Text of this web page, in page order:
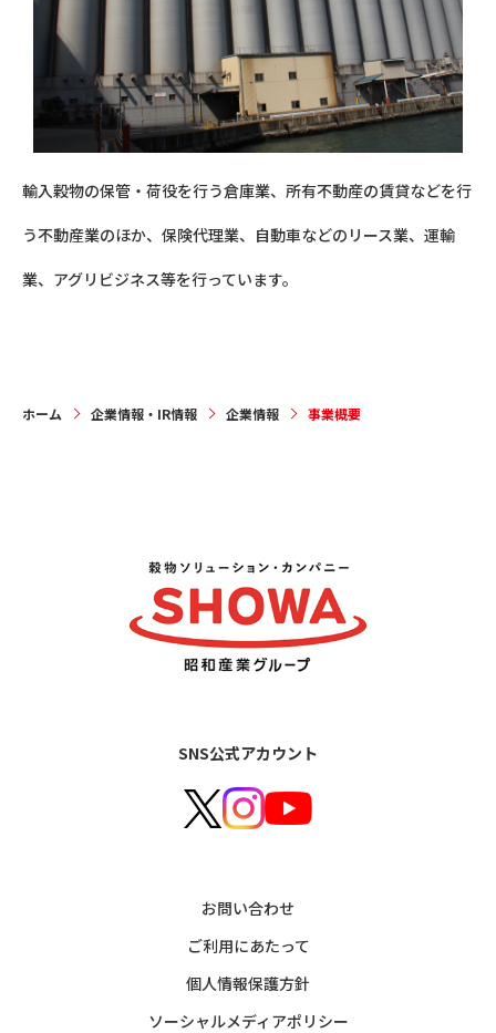
輸入穀物の保管・荷役を行う倉庫業、所有不動産の賃貸などを行
う不動産業のほか、保険代理業、自動車などのリース業、運輸
業、アグリビジネス等を行っています。
ホーム 企業情報・IR情報 企業情報 事業概要
SNS公式アカウント
お問い合わせ
ご利用にあたって
個人情報保護方針
ソーシャルメディアポリシー